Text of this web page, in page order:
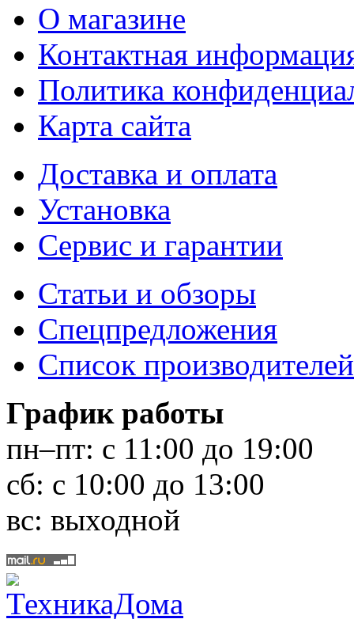
О магазине
Контактная
Политика
Карта сайта
Доставка и оплата
Установка
Сервис и гарантии
Статьи и обзоры
Спецпредложения
Список производителей
График работы
пн–пт: с 11:00 до 19:00
сб: с 10:00 до 13:00
вс: выходной